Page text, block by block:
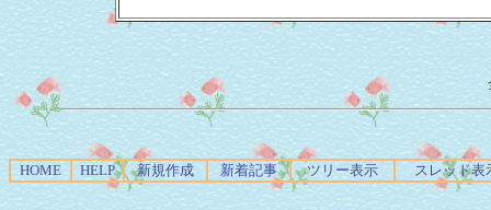
HOME HELP 新規作成 新着記事 ツリー表示 スレッド表